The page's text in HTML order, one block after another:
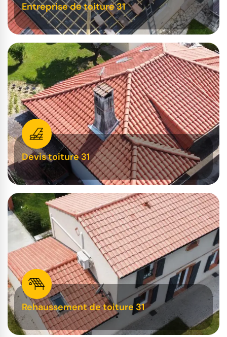
Entreprise de toiture 31
Devis toiture 31
Rehaussement de toiture 31